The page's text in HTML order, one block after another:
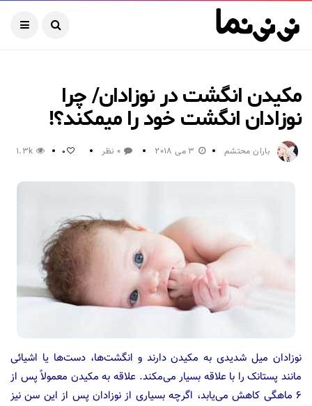
مکیدن انگشت در نوزادان/ چرا
نوزادان انگشت خود را میمکند؟!
باران محتشم 3 می 2018 0 نظر 0
1.3k
نوزادان میل شدیدی به مکیدن دارند و انگشت‌ها، دست‌ها یا اشیائی
مانند پستانک را با علاقه بسیار می‌مکند. علاقه به مکیدن معمولاً پس از
۶ ماهگی کاهش می‌یابد، اگرچه بسیاری از نوزادان پس از این سن نیز